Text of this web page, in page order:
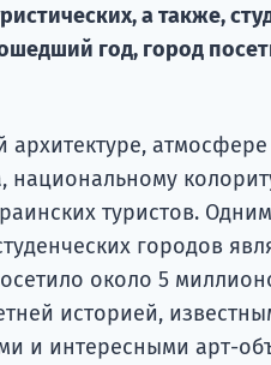
а также,
год, город
архитектуре,
национальному
туристов.
городов
около 5
историей,
и интересными арт-